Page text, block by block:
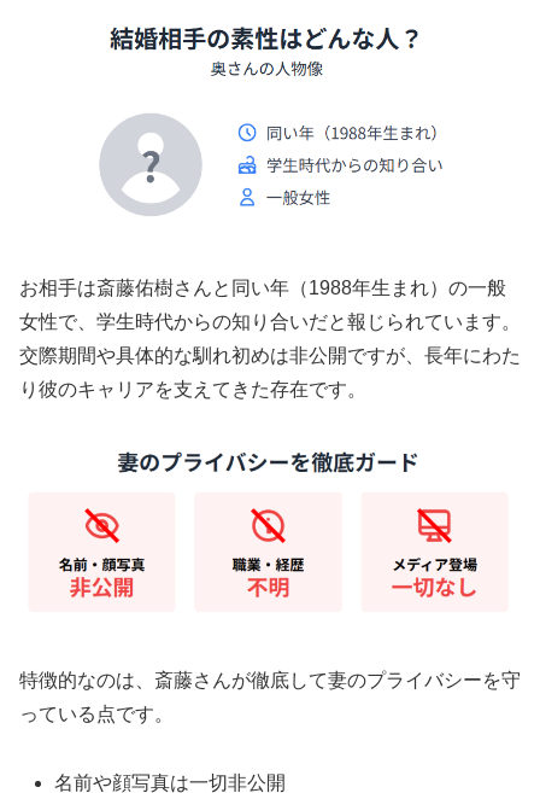
お相手は斎藤佑樹さんと同い年（1988年生まれ）の一般
女性で、学生時代からの知り合いだと報じられています。
交際期間や具体的な馴れ初めは非公開ですが、長年にわた
り彼のキャリアを支えてきた存在です。
特徴的なのは、斎藤さんが徹底して妻のプライバシーを守
っている点です。
名前や顔写真は一切非公開